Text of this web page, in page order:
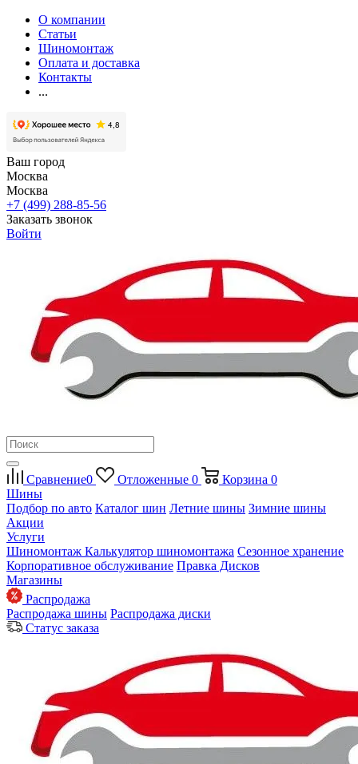
О компании
Статьи
Шиномонтаж
Оплата и доставка
Контакты
...
Ваш город
Москва
Москва
+7 (499) 288-85-56
Заказать звонок
Войти
Сравнение0 Отложенные 0 Корзина 0
Шины
Подбор по авто Каталог шин Летние шины Зимние шины
Акции
Услуги
Шиномонтаж Калькулятор шиномонтажа Сезонное хранение
Корпоративное обслуживание Правка Дисков
Магазины
Распродажа
Распродажа шины Распродажа диски
Статус заказа